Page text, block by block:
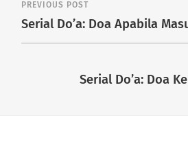
PREVIOUS POST
Serial Do’a: Doa Apabila
Serial Do’a: Doa